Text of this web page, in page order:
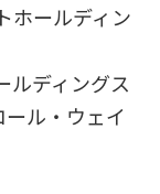
ホールディン
ルディングス
ル・ウェイ